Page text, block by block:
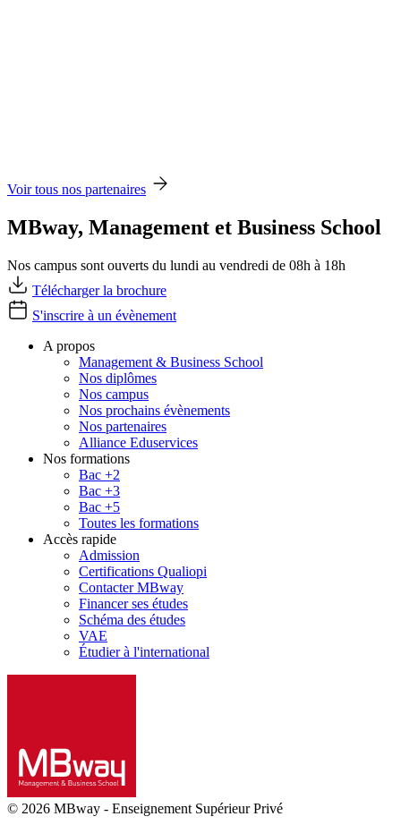
Voir tous nos partenaires
MBway, Management et Business School
Nos campus sont ouverts du lundi au vendredi de 08h à 18h
Télécharger la brochure
S'inscrire à un évènement
A propos
Management & Business School
Nos diplômes
Nos campus
Nos prochains évènements
Nos partenaires
Alliance Eduservices
Nos formations
Bac +2
Bac +3
Bac +5
Toutes les formations
Accès rapide
Admission
Certifications Qualiopi
Contacter MBway
Financer ses études
Schéma des études
VAE
Étudier à l'international
© 2026 MBway - Enseignement Supérieur Privé